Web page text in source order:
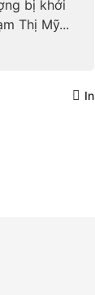
bị khởi
Thị Mỹ...
In